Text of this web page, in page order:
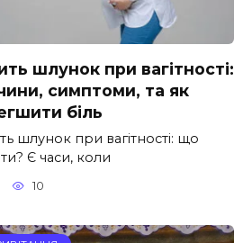
шлунок при вагітності:
симптоми, та як
біль
шлунок при вагітності: що
Є часи, коли
10